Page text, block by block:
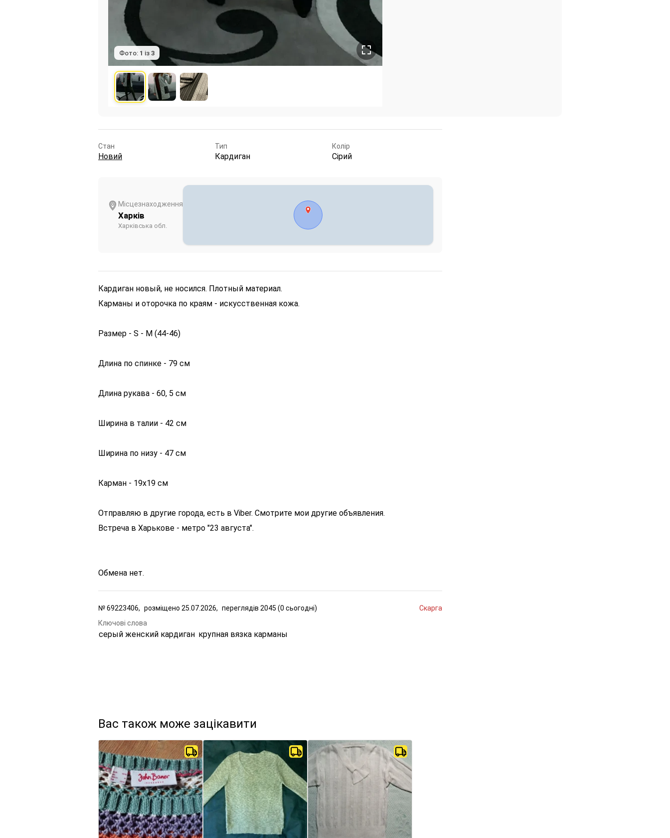
Фото: 1 із 3
Стан
Новий
Тип
Кардиган
Колір
Сірий
Місцезнаходження
Харків
Харківська обл.
Кардиган новый, не носился. Плотный материал.
Карманы и оторочка по краям - искусственная кожа.
Размер - S - M (44-46)
Длина по спинке - 79 см
Длина рукава - 60, 5 см
Ширина в талии - 42 см
Ширина по низу - 47 см
Карман - 19х19 см
Отправляю в другие города, есть в Viber. Смотрите мои другие объявления.
Встреча в Харькове - метро "23 августа".
Обмена нет.
№69223406, розміщено 25.07.2026, переглядів 2045 (0 сьогодні)
Скарга
Ключові слова
серый женский кардиган крупная вязка карманы
Вас також може зацікавити